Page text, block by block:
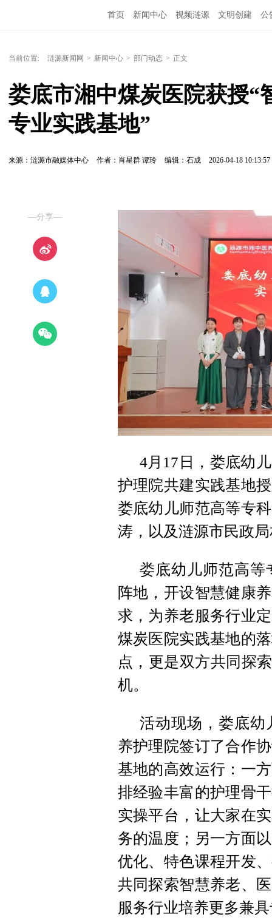
首页 新闻中心 视频涟源 文明创建 公
当前位置: 涟源新闻网 > 新闻中心 > 部门动态 > 正文
娄底市湘中煤炭医院获授“
专业实践基地”
来源：涟源市融媒体中心 作者：肖星群 谭玲 编辑：石成 2026-04-18 10:13:57
—分享—
4月17日，娄底幼
护理院共建实践基地
娄底幼儿师范高等专
涛，以及涟源市民政
娄底幼儿师范高等
阵地，开设智慧健康
求，为养老服务行业
煤炭医院实践基地的
点，更是双方共同探
机。
活动现场，娄底幼
养护理院签订了合作
基地的高效运行：一
排经验丰富的护理骨
实操平台，让大家在
务的温度；另一方面
优化、特色课程开发
共同探索智慧养老、
服务行业培养更多兼